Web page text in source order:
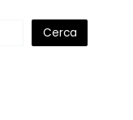
Cerca